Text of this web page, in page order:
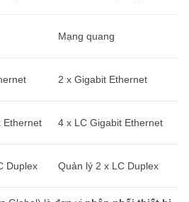
Mạng quang
2 x Gigabit Ethernet
Ethernet 4 x LC Gigabit Ethernet
Duplex Quản lý 2 x LC Duplex